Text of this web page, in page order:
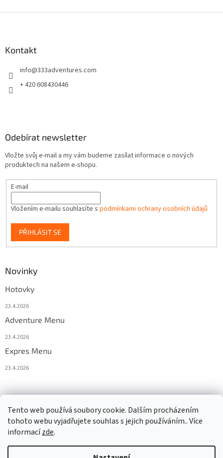
Tento web používá soubory cookie. Dalším procházením
tohoto webu vyjadřujete souhlas s jejich používáním.. Více
informacízde.
Kontakt
info@333adventures.com
+ 420 608430446
Odebírat newsletter
Vložte svůj e-mail a my vám budeme zasílat informace o nových
produktech na našem e-shopu.
E-mail
Vložením e-mailu souhlasíte s podmínkami ochrany osobních údajů
PŘIHLÁSIT SE
Novinky
Hotovky
23.4.2026
Adventure Menu
23.4.2026
Expres Menu
23.4.2026